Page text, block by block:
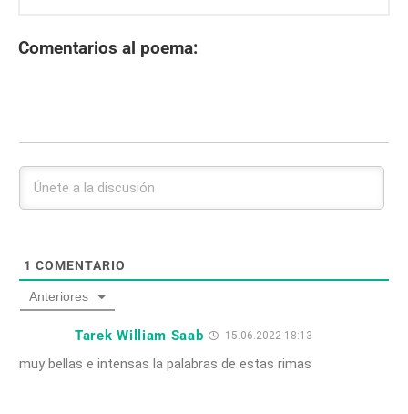
Comentarios al poema:
1 COMENTARIO
Anteriores
Tarek William Saab 15.06.2022 18:13
muy bellas e intensas la palabras de estas rimas